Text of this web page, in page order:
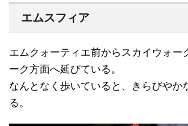
エムスフィア
エムクォーティエ前からスカイウォー
ーク方面へ延びている。
なんとなく歩いていると、きらびやか
る。